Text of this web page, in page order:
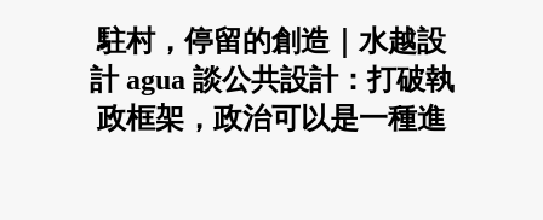
駐村，停留的創造｜水越設
計 agua 談公共設計：打破執
政框架，政治可以是一種進